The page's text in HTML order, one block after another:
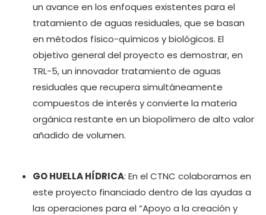
un avance en los enfoques existentes para el
tratamiento de aguas residuales, que se basan
en métodos físico-químicos y biológicos. El
objetivo general del proyecto es demostrar, en
TRL-5, un innovador tratamiento de aguas
residuales que recupera simultáneamente
compuestos de interés y convierte la materia
orgánica restante en un biopolímero de alto valor
añadido de volumen.
GO HUELLA HÍDRICA: En el CTNC colaboramos en
este proyecto financiado dentro de las ayudas a
las operaciones para el “Apoyo a la creación y